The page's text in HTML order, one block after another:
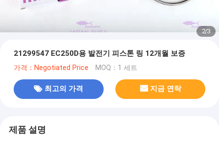
2/3
21299547 EC250D용 발전기 피스톤 링 12개월 보증
가격：Negotiated Price MOQ：1 세트
최고의 가격 지금 연락
제품 설명